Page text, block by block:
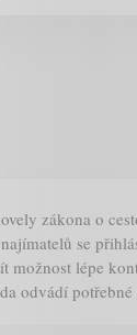
zákona o
se
možnost lépe
odvádí